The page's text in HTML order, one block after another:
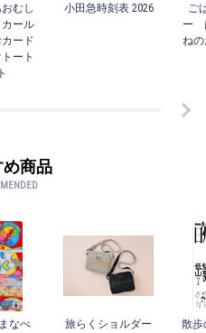
むし
ール
ード
ート
小田急時刻表 2026
ご
ー
ね
商品
なべ
旅らくショルダー
散歩